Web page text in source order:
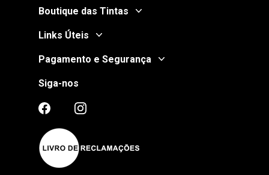
Boutique das Tintas
Links Úteis
Pagamento e Segurança
Siga-nos